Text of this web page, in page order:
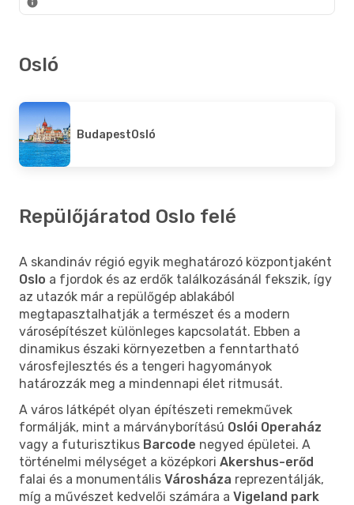
Osló
BudapestOsló
Repülőjáratod Oslo felé
A skandináv régió egyik meghatározó központjaként
Oslo a fjordok és az erdők találkozásánál fekszik, így
az utazók már a repülőgép ablakából
megtapasztalhatják a természet és a modern
városépítészet különleges kapcsolatát. Ebben a
dinamikus északi környezetben a fenntartható
városfejlesztés és a tengeri hagyományok
határozzák meg a mindennapi élet ritmusát.
A város látképét olyan építészeti remekművek
formálják, mint a márványborítású Oslói Operaház
vagy a futurisztikus Barcode negyed épületei. A
történelmi mélységet a középkori Akershus-erőd
falai és a monumentális Városháza reprezentálják,
míg a művészet kedvelői számára a Vigeland park